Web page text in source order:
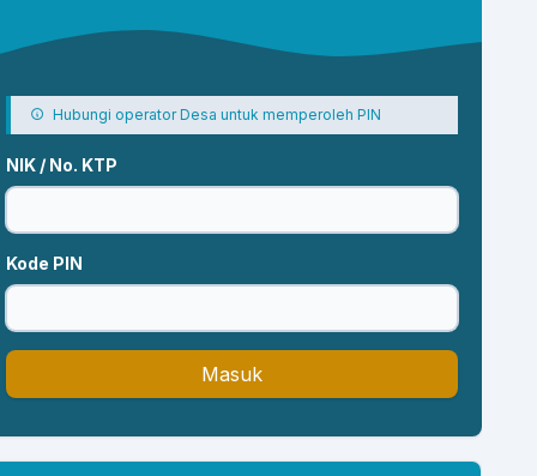
Hubungi operator Desa untuk memperoleh PIN
NIK / No. KTP
Kode PIN
Masuk